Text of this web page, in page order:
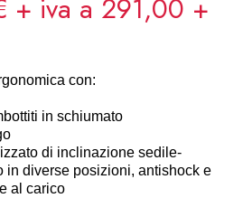
+ iva a 291,00 +
con:
in schiumato
di inclinazione sedile-
in diverse posizioni, antishock e
al carico